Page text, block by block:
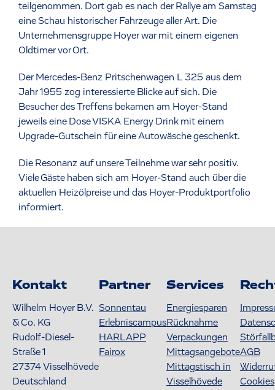
teilgenommen. Dort gab es nach der Rallye am Samstag
eine Schau historischer Fahrzeuge aller Art. Die
Unternehmensgruppe Hoyer war mit einem eigenen
Oldtimer vor Ort.
Der Mercedes-Benz Pritschenwagen L 325 aus dem
Jahr 1955 zog interessierte Blicke auf sich. Die
Besucher des Treffens bekamen am Hoyer-Stand
jeweils eine Dose VISKA Energy Drink mit einem
Upgrade-Gutschein für eine Autowäsche geschenkt.
Die Resonanz auf unsere Teilnehme war sehr positiv.
Viele Gäste haben sich am Hoyer-Stand auch über die
aktuellen Heizölpreise und das Hoyer-Produktportfolio
informiert.
Kontakt
Wilhelm Hoyer B.V.
& Co. KG
Rudolf-Diesel-
Straße 1
27374Visselhövede
Deutschland
Partner
Sonnentau
Erlebniscampus
HARLAPP
Fairox
Services
Energiesparen
Rücknahme
Verpackungen
Mittagsangebote
Mittagstisch in
Visselhövede
AGB
Cookies